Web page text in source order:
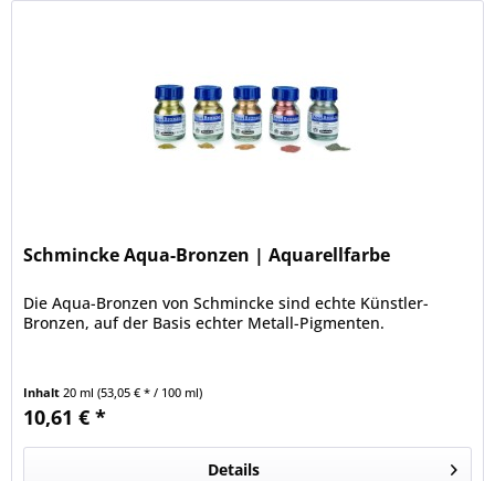
Schmincke Aqua-Bronzen | Aquarellfarbe
Die Aqua-Bronzen von Schmincke sind echte Künstler-
Bronzen, auf der Basis echter Metall-Pigmenten.
Inhalt 20 ml(53,05 € * / 100 ml)
10,61 € *
Details